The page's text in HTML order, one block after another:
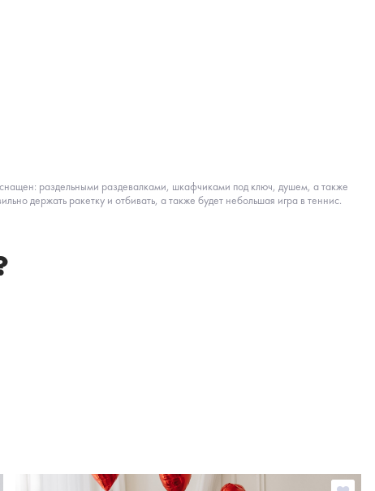
раздельными раздевалками, шкафчиками под ключ, душем, а также
держать ракетку и отбивать, а также будет небольшая игра в теннис.